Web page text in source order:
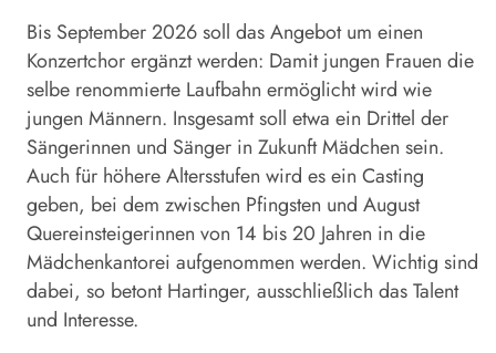
Bis September 2026 soll das Angebot um einen
Konzertchor ergänzt werden: Damit jungen Frauen die
selbe renommierte Laufbahn ermöglicht wird wie
jungen Männern. Insgesamt soll etwa ein Drittel der
Sängerinnen und Sänger in Zukunft Mädchen sein.
Auch für höhere Altersstufen wird es ein Casting
geben, bei dem zwischen Pfingsten und August
Quereinsteigerinnen von 14 bis 20 Jahren in die
Mädchenkantorei aufgenommen werden. Wichtig sind
dabei, so betont Hartinger, ausschließlich das Talent
und Interesse.